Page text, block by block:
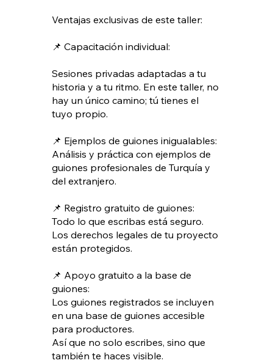
Ventajas exclusivas de este taller:
📌 Capacitación individual:
Sesiones privadas adaptadas a tu
historia y a tu ritmo. En este taller, no
hay un único camino; tú tienes el
tuyo propio.
📌 Ejemplos de guiones inigualables:
Análisis y práctica con ejemplos de
guiones profesionales de Turquía y
del extranjero.
📌 Registro gratuito de guiones:
Todo lo que escribas está seguro.
Los derechos legales de tu proyecto
están protegidos.
📌 Apoyo gratuito a la base de
guiones:
Los guiones registrados se incluyen
en una base de guiones accesible
para productores.
Así que no solo escribes, sino que
también te haces visible.